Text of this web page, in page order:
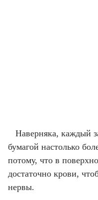
Наверняка, каждый
бумагой настолько
потому, что в
достаточно крови,
нервы.